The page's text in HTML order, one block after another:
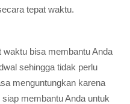
tepat waktu.
bisa membantu Anda
sehingga tidak perlu
menguntungkan karena
membantu Anda untuk